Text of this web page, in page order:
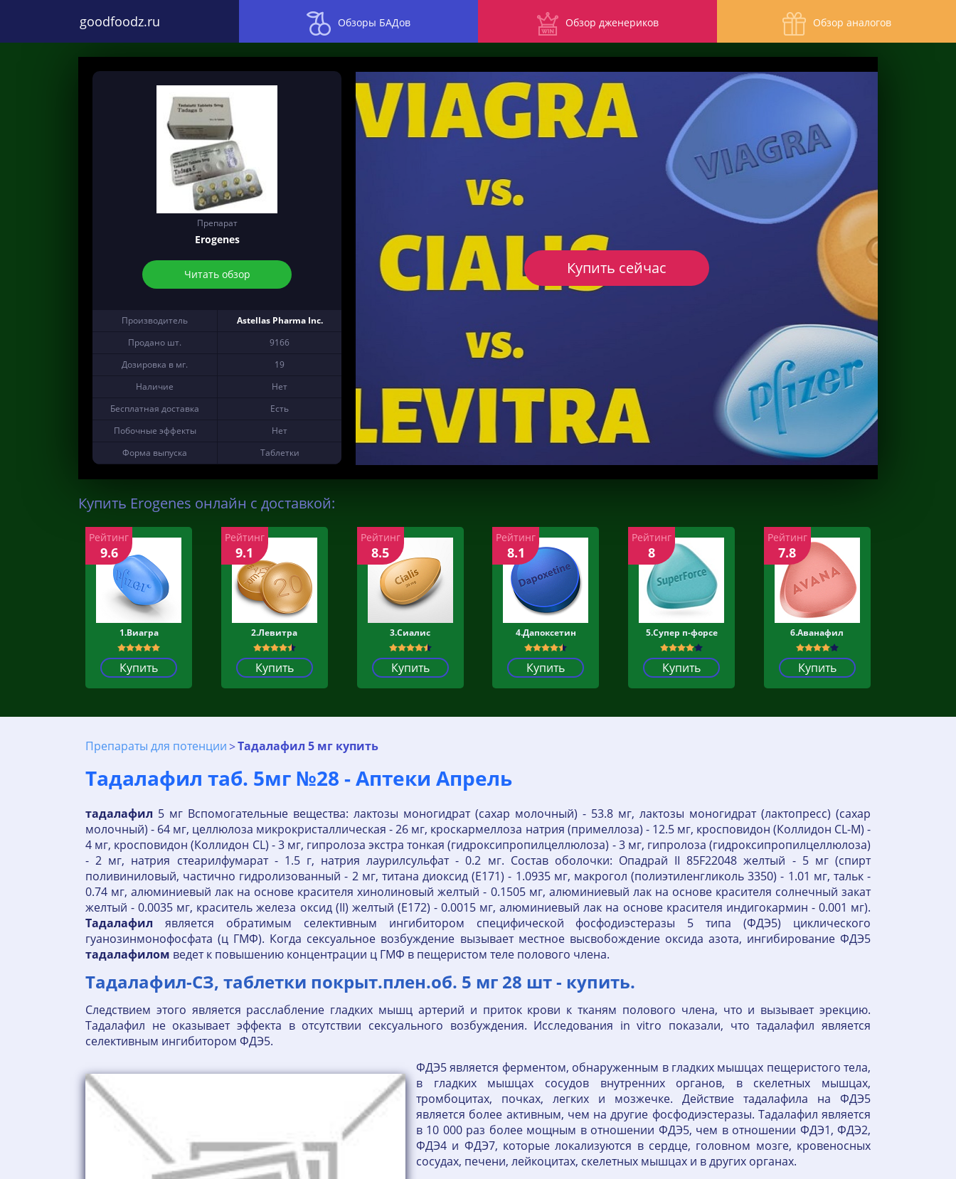
goodfoodz.ru Обзоры БАДов Обзор дженериков Обзор аналогов
Препарат
Erogenes
Читать обзор
Производитель
Astellas Pharma Inc.
Продано шт.
9166
Дозировка в мг.
19
Наличие
Нет
Бесплатная доставка
Есть
Побочные эффекты
Нет
Форма выпуска
Таблетки
Купить сейчас
Купить Erogenes онлайн с доставкой:
1.Виагра
Купить
Рейтинг
9.6
2.Левитра
Купить
Рейтинг
9.1
3.Сиалис
Купить
Рейтинг
8.5
4.Дапоксетин
Купить
Рейтинг
8.1
5.Супер п-форсе
Купить
Рейтинг
8
6.Аванафил
Купить
Рейтинг
7.8
Препараты для потенции Тадалафил 5 мг купить
Тадалафил таб. 5мг №28 - Аптеки Апрель
тадалафил 5 мг Вспомогательные вещества: лактозы моногидрат (сахар молочный) - 53.8 мг, лактозы моногидрат (лактопресс) (сахар
молочный) - 64 мг, целлюлоза микрокристаллическая - 26 мг, кроскармеллоза натрия (примеллоза) - 12.5 мг, кросповидон (Коллидон CL-M) -
4 мг, кросповидон (Коллидон CL) - 3 мг, гипролоза экстра тонкая (гидроксипропилцеллюлоза) - 3 мг, гипролоза (гидроксипропилцеллюлоза)
- 2 мг, натрия стеарилфумарат - 1.5 г, натрия лаурилсульфат - 0.2 мг. Состав оболочки: Опадрай II 85F22048 желтый - 5 мг (спирт
поливиниловый, частично гидролизованный - 2 мг, титана диоксид (Е171) - 1.0935 мг, макрогол (полиэтиленгликоль 3350) - 1.01 мг, тальк -
0.74 мг, алюминиевый лак на основе красителя хинолиновый желтый - 0.1505 мг, алюминиевый лак на основе красителя солнечный закат
желтый - 0.0035 мг, краситель железа оксид (II) желтый (Е172) - 0.0015 мг, алюминиевый лак на основе красителя индигокармин - 0.001 мг).
Тадалафил является обратимым селективным ингибитором специфической фосфодиэстеразы 5 типа (ФДЭ5) циклического
гуанозинмонофосфата (ц ГМФ). Когда сексуальное возбуждение вызывает местное высвобождение оксида азота, ингибирование ФДЭ5
тадалафилом ведет к повышению концентрации ц ГМФ в пещеристом теле полового члена.
Тадалафил-СЗ, таблетки покрыт.плен.об. 5 мг 28 шт - купить.
Следствием этого является расслабление гладких мышц артерий и приток крови к тканям полового члена, что и вызывает эрекцию.
Тадалафил не оказывает эффекта в отсутствии сексуального возбуждения. Исследования in vitro показали, что тадалафил является
селективным ингибитором ФДЭ5.
ФДЭ5 является ферментом, обнаруженным в гладких мышцах пещеристого тела,
в гладких мышцах сосудов внутренних органов, в скелетных мышцах,
тромбоцитах, почках, легких и мозжечке. Действие тадалафила на ФДЭ5
является более активным, чем на другие фосфодиэстеразы. Тадалафил является
в 10 000 раз более мощным в отношении ФДЭ5, чем в отношении ФДЭ1, ФДЭ2,
ФДЭ4 и ФДЭ7, которые локализуются в сердце, головном мозге, кровеносных
сосудах, печени, лейкоцитах, скелетных мышцах и в других органах.